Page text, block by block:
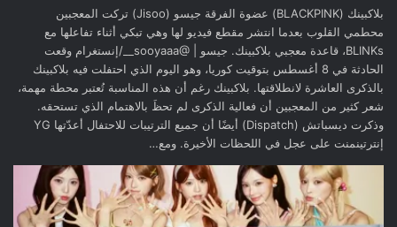
بلاكبينك (BLACKPINK) عضوة الفرقة جيسو (Jisoo) تركت المعجبين
محطمي القلوب بعدما انتشر مقطع فيديو لها وهي تبكي أثناء تفاعلها مع
BLINKs، قاعدة معجبي بلاكبينك. جيسو | @sooyaaa__/إنستغرام وقعت
الحادثة في 8 أغسطس بتوقيت كوريا، وهو اليوم الذي احتفلت فيه بلاكبينك
بالذكرى العاشرة لانطلاقتها. بلاكبينك رغم أن هذه المناسبة تُعتبر محطة مهمة،
شعر كثير من المعجبين أن فعالية الذكرى لم تحظَ بالاهتمام الذي تستحقه.
وذكرت ديسباتش (Dispatch) أيضًا أن جميع الترتيبات للاحتفال أعدّتها YG
إنترتينمنت على عجل في اللحظات الأخيرة. ومع…